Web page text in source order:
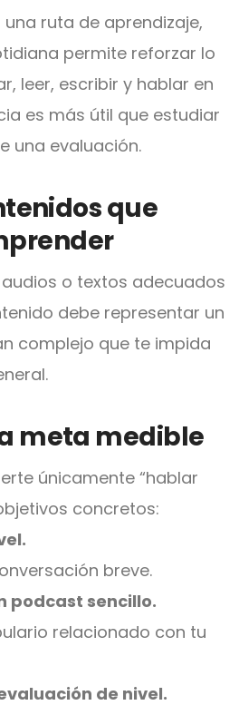
ruta de aprendizaje,
permite reforzar lo
leer, escribir y hablar en
es más útil que estudiar
una evaluación.
que
o textos adecuados
debe representar un
complejo que te impida
meta medible
únicamente “hablar
concretos:
breve.
podcast sencillo.
relacionado con tu
de nivel.